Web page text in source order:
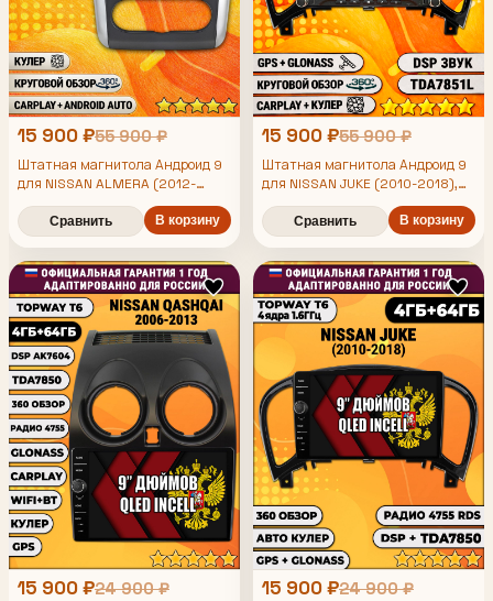
15 900 ₽55 900 ₽
Штатная магнитола Андроид 9
для NISSAN ALMERA (2012-
2019), рамка серая, 4/64гб, DSP,
360 обзор, беспроводной CarPlay
и Android Auto, GPS и ГЛОНАСС
Сравнить В корзину
15 900 ₽55 900 ₽
Штатная магнитола Андроид 9
для NISSAN JUKE (2010-2018),
4/64гб, DSP, 360 обзор,
беспроводной CarPlay и Android
Auto, GPS и ГЛОНАСС
Сравнить В корзину
15 900 ₽24 900 ₽ 15 900 ₽24 900 ₽